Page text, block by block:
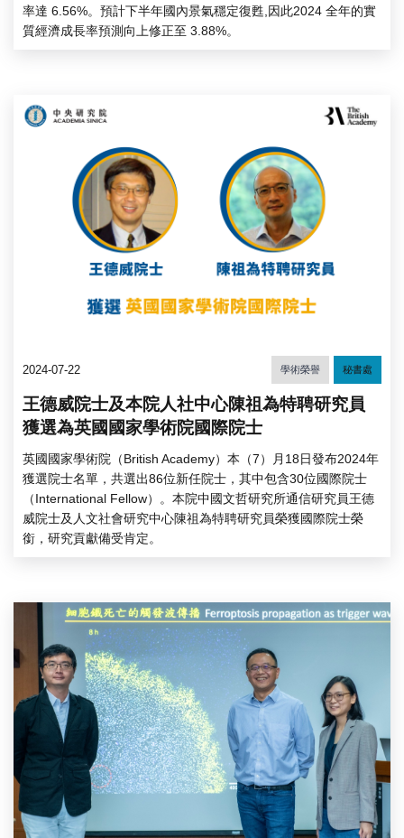
率達 6.56%。預計下半年國內景氣穩定復甦,因此2024 全年的實
質經濟成長率預測向上修正至 3.88%。
2024-07-22 學術榮譽 秘書處
王德威院士及本院人社中心陳祖為特聘研究員
獲選為英國國家學術院國際院士
英國國家學術院（British Academy）本（7）月18日發布2024年
獲選院士名單，共選出86位新任院士，其中包含30位國際院士
（International Fellow）。本院中國文哲研究所通信研究員王德
威院士及人文社會研究中心陳祖為特聘研究員榮獲國際院士榮
銜，研究貢獻備受肯定。